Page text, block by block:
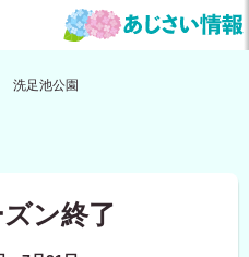
洗足池公園
ン終了